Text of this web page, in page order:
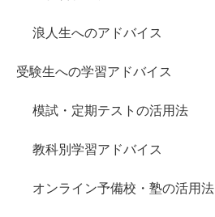
浪人生へのアドバイス
受験生への学習アドバイス
模試・定期テストの活用法
教科別学習アドバイス
オンライン予備校・塾の活用法